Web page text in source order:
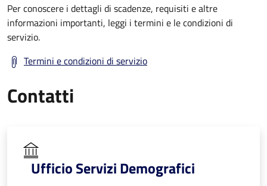
Per conoscere i dettagli di scadenze, requisiti e altre
informazioni importanti, leggi i termini e le condizioni di
servizio.
Termini e condizioni di servizio
Contatti
Ufficio Servizi Demografici